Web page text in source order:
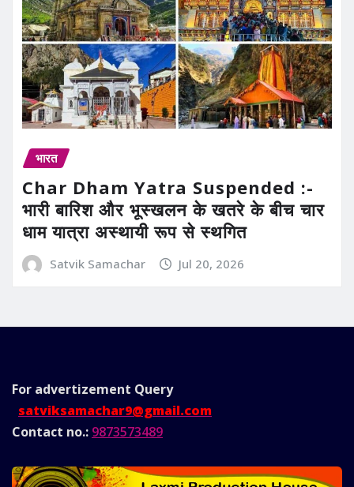
भारत
Char Dham Yatra Suspended :-
भारी बारिश और भूस्खलन के खतरे के बीच चार
धाम यात्रा अस्थायी रूप से स्थगित
Satvik Samachar Jul 20, 2026
For advertizement Query
satviksamachar9@gmail.com
Contact no.: 9873573489